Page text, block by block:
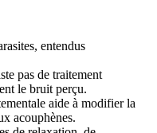
entendus
pas de traitement
le bruit perçu.
aide à modifier la
acouphènes.